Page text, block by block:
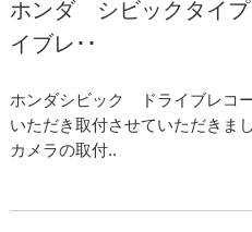
ホンダ シビックタイ
イブレ･･
ホンダシビック ドライブレコ
いただき取付させていただきま
カメラの取付..